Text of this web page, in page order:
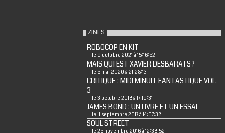
ZINES
ROBOCOP EN KIT
le 9 octobre 2021 à 15:16:52
MAIS QUI EST XAVIER DESBARATS ?
le 5 mai 2020 à 21:28:13
CRITIQUE : MIDI MINUIT FANTASTIQUE VOL.
3
le 3 octobre 2018 à 17:19:31
JAMES BOND : UN LIVRE ET UN ESSAI
le 11 septembre 2017 à 14:07:38
SOUL STREET
le 25 novembre 2016 à 12:38:52